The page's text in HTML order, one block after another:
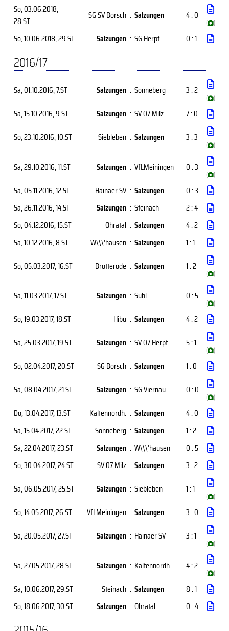
So, 03.06.2018,
28.ST
SG SV Borsch : Salzungen 4 : 0
( )
So, 10.06.2018, 29.ST Salzungen : SG Herpf 0 : 1
2016/17
Sa, 01.10.2016, 7.ST Salzungen : Sonneberg 3 : 2
( )
Sa, 15.10.2016, 9.ST Salzungen : SV 07 Milz
7 : 0
So, 23.10.2016, 10.ST Siebleben : Salzungen 3 : 3
( )
Sa, 29.10.2016, 11.ST Salzungen : VfLMeiningen 0 : 3
( )
Sa, 05.11.2016, 12.ST Hainaer SV : Salzungen
0 : 3
Sa, 26.11.2016, 14.ST Salzungen : Steinach
2 : 4
So, 04.12.2016, 15.ST Ohratal : Salzungen
4 : 2
Sa, 10.12.2016, 8.ST W\\\'hausen : Salzungen
1 : 1
So, 05.03.2017, 16.ST Brotterode : Salzungen 1 : 2
( )
Sa, 11.03.2017, 17.ST Salzungen : Suhl 0 : 5
( )
So, 19.03.2017, 18.ST Hibu : Salzungen
4 : 2
Sa, 25.03.2017, 19.ST Salzungen : SV 07 Herpf 5 : 1
( )
So, 02.04.2017, 20.ST SG Borsch : Salzungen
1 : 0
Sa, 08.04.2017, 21.ST Salzungen : SG Viernau 0 : 0
( )
Do, 13.04.2017, 13.ST Kaltennordh. : Salzungen
4 : 0
Sa, 15.04.2017, 22.ST Sonneberg : Salzungen
1 : 2
Sa, 22.04.2017, 23.ST Salzungen : W\\\'hausen
0 : 5
So, 30.04.2017, 24.ST SV 07 Milz : Salzungen
3 : 2
Sa, 06.05.2017, 25.ST Salzungen : Siebleben 1 : 1
( )
So, 14.05.2017, 26.ST VfLMeiningen : Salzungen
3 : 0
Sa, 20.05.2017, 27.ST Salzungen : Hainaer SV 3 : 1
( )
Sa, 27.05.2017, 28.ST Salzungen : Kaltennordh. 4 : 2
( )
Sa, 10.06.2017, 29.ST Steinach : Salzungen
8 : 1
So, 18.06.2017, 30.ST Salzungen : Ohratal 0 : 4